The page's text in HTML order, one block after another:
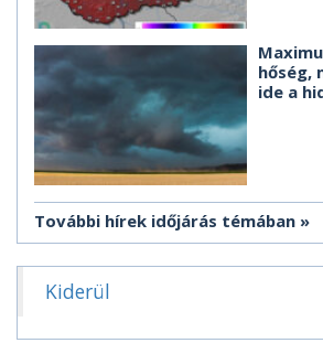
hőség,
ide a
További hírek időjárás témában
Kiderül